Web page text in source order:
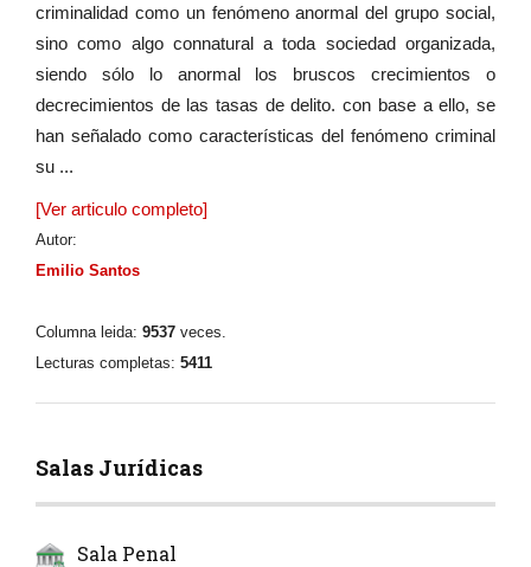
criminalidad como un fenómeno anormal del grupo social,
sino como algo connatural a toda sociedad organizada,
siendo sólo lo anormal los bruscos crecimientos o
decrecimientos de las tasas de delito. con base a ello, se
han señalado como características del fenómeno criminal
su ...
[Ver articulo completo]
Autor:
Emilio Santos
Columna leida: 9537 veces.
Lecturas completas: 5411
Salas Jurídicas
Sala Penal